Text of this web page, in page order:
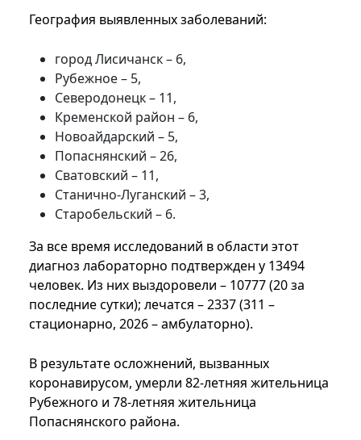
География выявленных заболеваний:
город Лисичанск – 6,
Рубежное – 5,
Северодонецк – 11,
Кременской район – 6,
Новоайдарский – 5,
Попаснянский – 26,
Сватовский – 11,
Станично-Луганский – 3,
Старобельский – 6.
За все время исследований в области этот
диагноз лабораторно подтвержден у 13494
человек. Из них выздоровели – 10777 (20 за
последние сутки); лечатся – 2337 (311 –
стационарно, 2026 – амбулаторно).
В результате осложнений, вызванных
коронавирусом, умерли 82-летняя жительница
Рубежного и 78-летняя жительница
Попаснянского района.